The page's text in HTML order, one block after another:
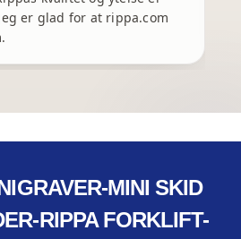
er glad for at rippa.com
MINI SKID
RIPPA FORKLIFT-